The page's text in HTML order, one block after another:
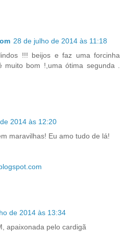
28 de julho de 2014 às 11:18
!!! beijos e faz uma forcinha
muito bom !,uma ótima segunda .
2014 às 12:20
maravilhas! Eu amo tudo de lá!
de 2014 às 13:34
apaixonada pelo cardigã